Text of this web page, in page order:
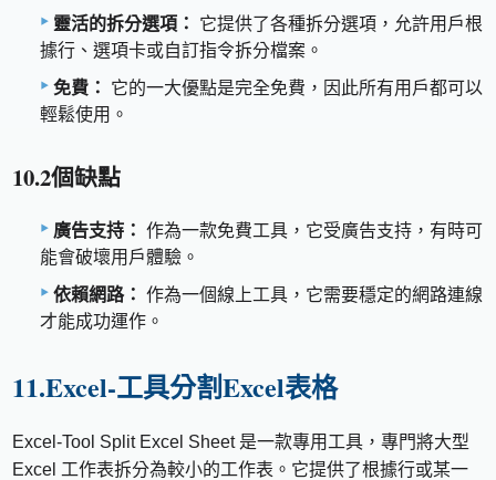
靈活的拆分選項：
它提供了各種拆分選項，允許用戶根
據行、選項卡或自訂指令拆分檔案。
免費：
它的一大優點是完全免費，因此所有用戶都可以
輕鬆使用。
10.2個缺點
廣告支持： 作為一款免費工具，它受廣告支持，有時可
能會破壞用戶體驗。
依賴網路： 作為一個線上工具，它需要穩定的網路連線
才能成功運作。
11.Excel-工具分割Excel表格
Excel-Tool Split Excel Sheet 是一款專用工具，專門將大型
Excel 工作表拆分為較小的工作表。它提供了根據行或某一